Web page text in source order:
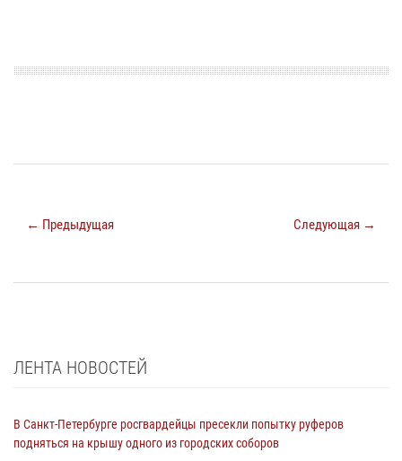
← Предыдущая Следующая →
ЛЕНТА НОВОСТЕЙ
В Санкт-Петербурге росгвардейцы пресекли попытку руферов
подняться на крышу одного из городских соборов